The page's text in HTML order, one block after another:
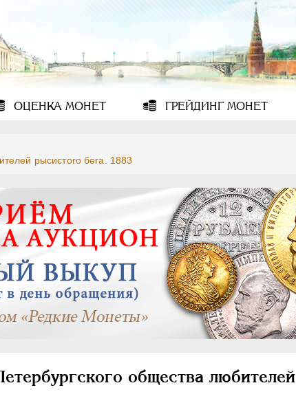
ОЦЕНКА МОНЕТ ГРЕЙДИНГМОНЕТ
рысистого бега. 1883
общества любителей